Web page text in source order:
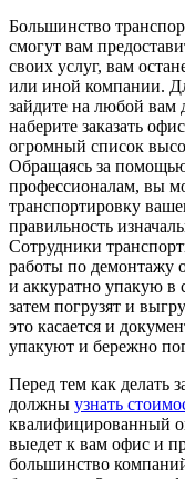
Большинство
смогут вам
своих услуг, вам
или иной компании.
зайдите на любой вам
наберите заказать
огромный список
Обращаясь за
профессионалам, вы
транспортировку
правильность
Сотрудники
работы по демонтажу
и аккуратно упакую в
затем погрузят и
это касается и
упакуют и бережно
Перед тем как делать
должны узнать
квалифицированный
выедет к вам офис и
большинство